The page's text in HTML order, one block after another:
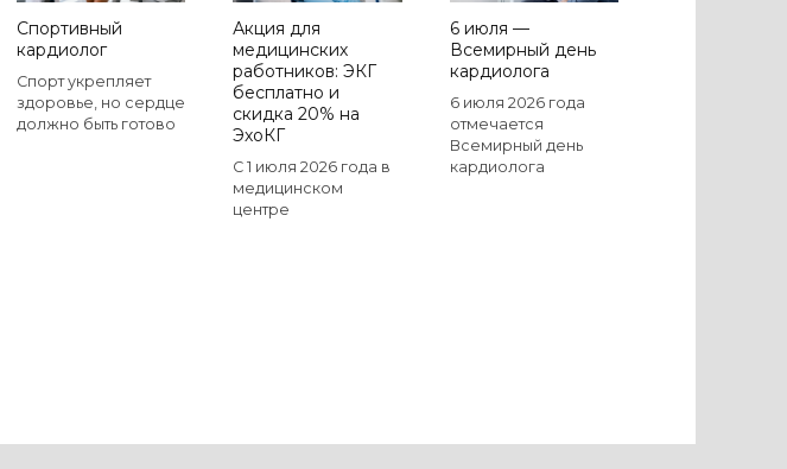
Спортивный
кардиолог
Спорт укрепляет
здоровье, но сердце
должно быть готово
Акция для
медицинских
работников: ЭКГ
бесплатно и
скидка 20% на
ЭхоКГ
С 1 июля 2026 года в
медицинском
центре
6 июля —
Всемирный день
кардиолога
6 июля 2026 года
отмечается
Всемирный день
кардиолога